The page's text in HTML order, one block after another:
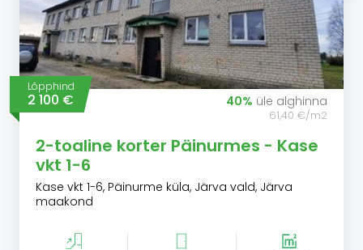
Lõpphind
2 100 € 40% üle alghinna
61,40 €/m2
2-toaline korter Päinurmes - Kase
vkt 1-6
Kase vkt 1-6, Päinurme küla, Järva vald, Järva
maakond